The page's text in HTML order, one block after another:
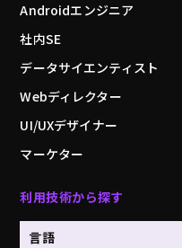
Androidエンジニア
社内SE
データサイエンティスト
Webディレクター
UI/UXデザイナー
マーケター
利用技術から探す
言語